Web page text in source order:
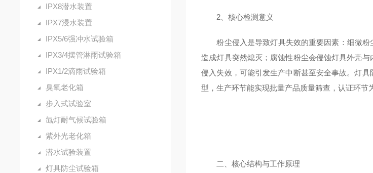
IPX8潜水装置
IPX7浸水装置
IPX5/6强冲水试验箱
IPX3/4摆管淋雨试验箱
IPX1/2滴雨试验箱
臭氧老化箱
步入式试验室
氙灯耐气候试验箱
紫外光老化箱
潜水试验装置
灯具防尘试验箱
2、核心检测意义
粉尘侵入是导致灯具失效的重要因素：细微粉
造成灯具突然熄灭；腐蚀性粉尘会侵蚀灯具外壳
侵入失效，可能引发生产中断甚至安全事故。灯
型，生产环节能实现批量产品质量筛查，认证环节
二、核心结构与工作原理